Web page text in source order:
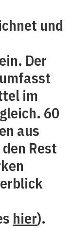
und
Der
im
60
aus
Rest
hier).